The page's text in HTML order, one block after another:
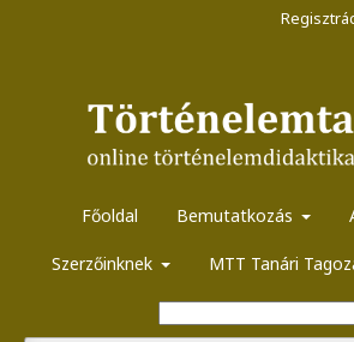
Főoldal Bemutatkozás
Szerzőinknek MTT Tanári